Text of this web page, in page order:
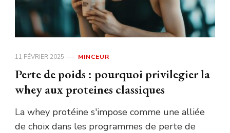
11 FÉVRIER 2025 MINCEUR
Perte de poids : pourquoi privilegier la
whey aux proteines classiques
La whey protéine s'impose comme une alliée
de choix dans les programmes de perte de